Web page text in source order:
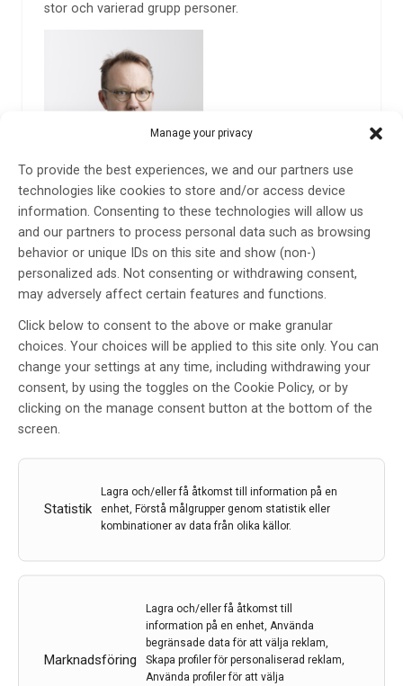
Manage your privacy
To provide the best experiences, we and our partners use
technologies like cookies to store and/or access device
information. Consenting to these technologies will allow us
and our partners to process personal data such as browsing
behavior or unique IDs on this site and show (non-)
personalized ads. Not consenting or withdrawing consent,
may adversely affect certain features and functions.
Click below to consent to the above or make granular
choices. Your choices will be applied to this site only. You can
change your settings at any time, including withdrawing your
consent, by using the toggles on the Cookie Policy, or by
clicking on the manage consent button at the bottom of the
screen.
Statistik
Lagra och/eller få åtkomst till information på en
enhet, Förstå målgrupper genom statistik eller
kombinationer av data från olika källor.
Marknadsföring
Lagra och/eller få åtkomst till
information på en enhet, Använda
begränsade data för att välja reklam,
Skapa profiler för personaliserad reklam,
Använda profiler för att välja
stor och varierad grupp personer.
Nu ska det bli enklare och snabbare att genomföra
kliniska prövningar i Europa. Hur detta ska gå till
beskriver Läkemedelsverkets generaldirektör Björn
Eriksson med flera, i tidskriften Nature Reviews.
– Att fler läkemedel blir godkända och tillgängliga i
hela EU är prioriterat. Olika regelverk i olika länder,
bristande samarbete mellan myndigheter,
nya läkemedel som är godkända i hela EU. Därför
startade initiativet ACT EU i januari 2022, sägerBjörn
.
Förenklingar för fler kliniska prövningar
Den 31 januari 2022 blev den nya EU-förordningen om
kliniska läkemedelsprövningar (CTR) tillämplig och
sedan 31 januari 2023 ska alla nya kliniska